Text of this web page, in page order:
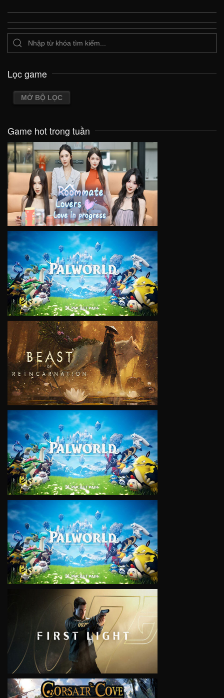
Lọc game
MỞ BỘ LỌC
Game hot trong tuần
VIEW
VIEW
VIEW
VIEW
VIEW
VIEW